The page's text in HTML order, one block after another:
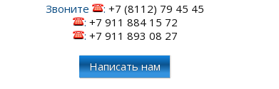
Звоните : +7 (8112) 79 45 45
: +7 911 884 15 72
: +7 911 893 08 27
Написать нам